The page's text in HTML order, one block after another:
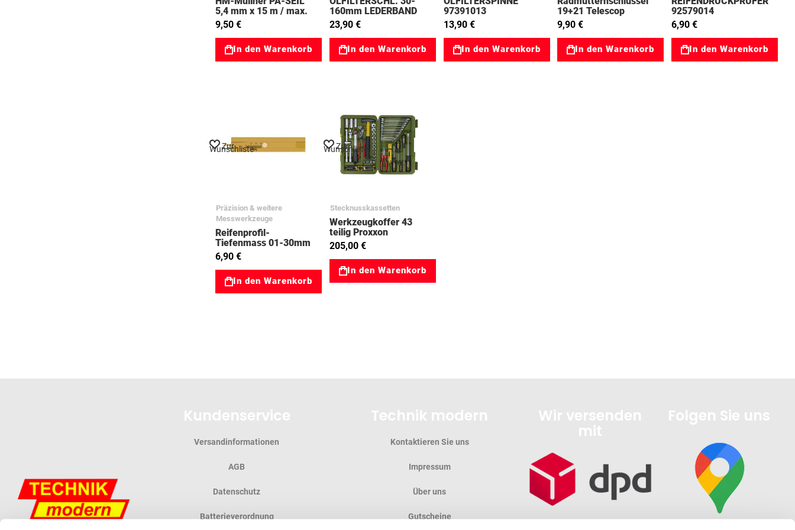
5,4 mm x 15 m / max.
145kg 31098136
9,50 €
In den Warenkorb
160mm LEDERBAND
31133005
23,90 €
In den Warenkorb
97391013
13,90 €
In den Warenkorb
19+21 Telescop
31047431
9,90 €
In den Warenkorb
92579014
6,90 €
In den Warenkorb
Zur
Wunschliste
Präzision & weitere
Messwerkzeuge
Reifenprofil-
Tiefenmass 01-30mm
95528011
6,90 €
In den Warenkorb
Zur
Wunschliste
Stecknusskassetten
Werkzeugkoffer 43
teilig Proxxon
03023650
205,00 €
In den Warenkorb
Versandinformationen
AGB
Datenschutz
Batterieverordnung
Kontaktieren Sie uns
Impressum
Über uns
Gutscheine